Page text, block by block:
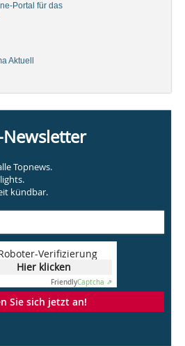
Portal für das
Aktuell
Topnews.
kündbar.
Verifizierung
Hier klicken
FriendlyCaptcha ⇗
Sie sich jetzt an!